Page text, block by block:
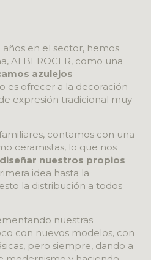
en el sector, hemos
ALBEROCER, como una
azulejos
es ofrecer a la decoración
expresión tradicional muy
contamos con una
ceramistas, lo que nos
nuestros propios
idea hasta la
la distribución a todos
nuestras
con nuevos modelos, con
pero siempre, dando a